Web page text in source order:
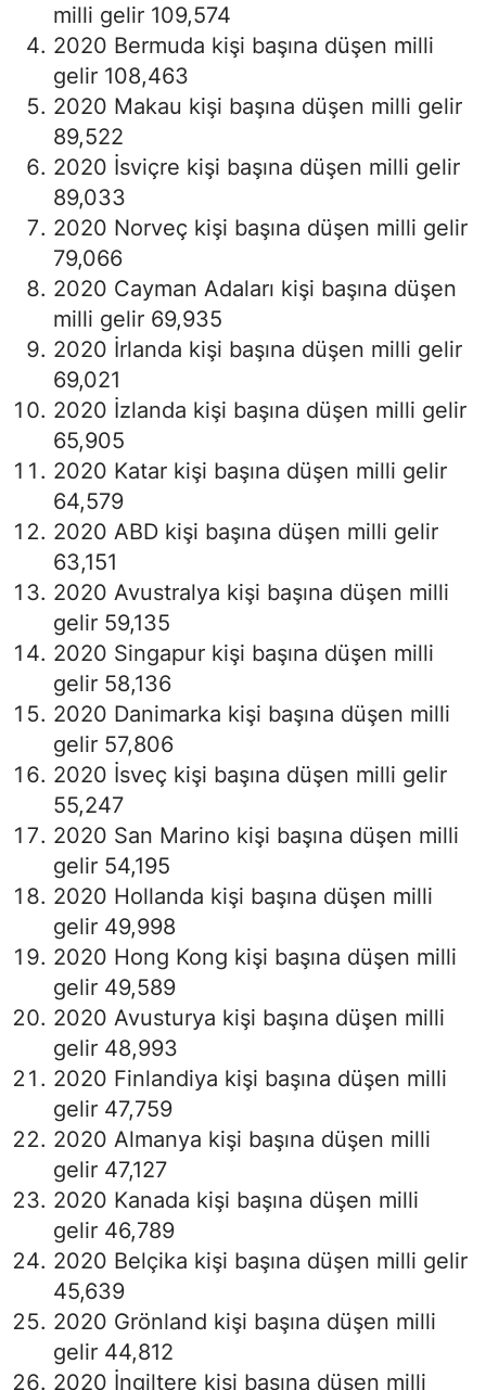
milli gelir 109,574
2020 Bermuda kişi başına düşen milli
gelir 108,463
2020 Makau kişi başına düşen milli gelir
89,522
2020 İsviçre kişi başına düşen milli gelir
89,033
2020 Norveç kişi başına düşen milli gelir
79,066
2020 Cayman Adaları kişi başına düşen
milli gelir 69,935
2020 İrlanda kişi başına düşen milli gelir
69,021
2020 İzlanda kişi başına düşen milli gelir
65,905
2020 Katar kişi başına düşen milli gelir
64,579
2020 ABD kişi başına düşen milli gelir
63,151
2020 Avustralya kişi başına düşen milli
gelir 59,135
2020 Singapur kişi başına düşen milli
gelir 58,136
2020 Danimarka kişi başına düşen milli
gelir 57,806
2020 İsveç kişi başına düşen milli gelir
55,247
2020 San Marino kişi başına düşen milli
gelir 54,195
2020 Hollanda kişi başına düşen milli
gelir 49,998
2020 Hong Kong kişi başına düşen milli
gelir 49,589
2020 Avusturya kişi başına düşen milli
gelir 48,993
2020 Finlandiya kişi başına düşen milli
gelir 47,759
2020 Almanya kişi başına düşen milli
gelir 47,127
2020 Kanada kişi başına düşen milli
gelir 46,789
2020 Belçika kişi başına düşen milli gelir
45,639
2020 Grönland kişi başına düşen milli
gelir 44,812
2020 İngiltere kişi başına düşen milli